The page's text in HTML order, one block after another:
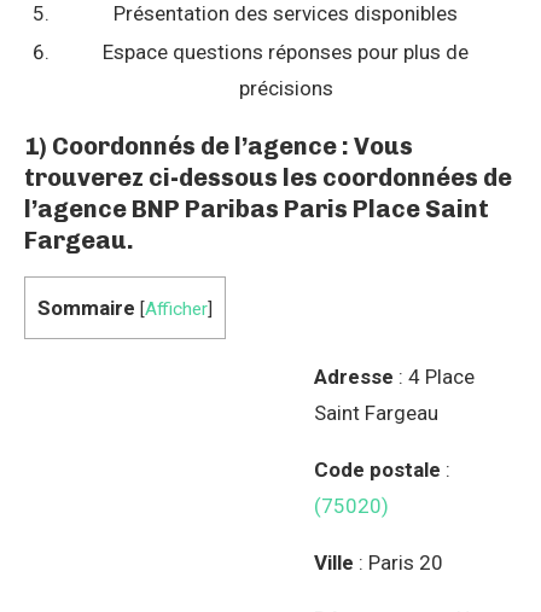
Présentation des services disponibles
Espace questions réponses pour plus de
précisions
1) Coordonnés de l’agence : Vous
trouverez ci-dessous les coordonnées de
l’agence BNP Paribas Paris Place Saint
Fargeau.
Sommaire [Afficher]
Adresse : 4 Place
Saint Fargeau
Code postale :
(75020)
Ville : Paris 20